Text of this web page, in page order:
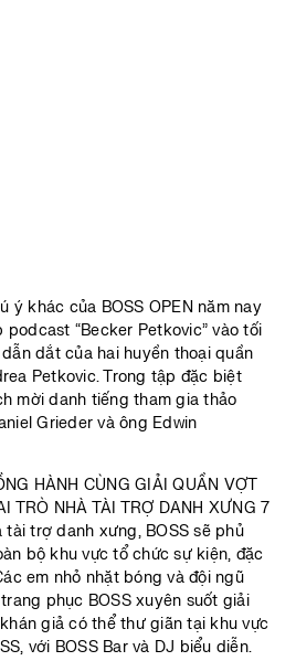
ý khác của BOSS OPEN năm nay
“Becker Petkovic” vào tối
dắt của hai huyền thoại quần
Petkovic. Trong tập đặc biệt
mời danh tiếng tham gia thảo
Grieder và ông Edwin
trợ danh xưng, BOSS sẽ phủ
bộ khu vực tổ chức sự kiện, đặc
em nhỏ nhặt bóng và đội ngũ
phục BOSS xuyên suốt giải
giả có thể thư giãn tại khu vực
với BOSS Bar và DJ biểu diễn.